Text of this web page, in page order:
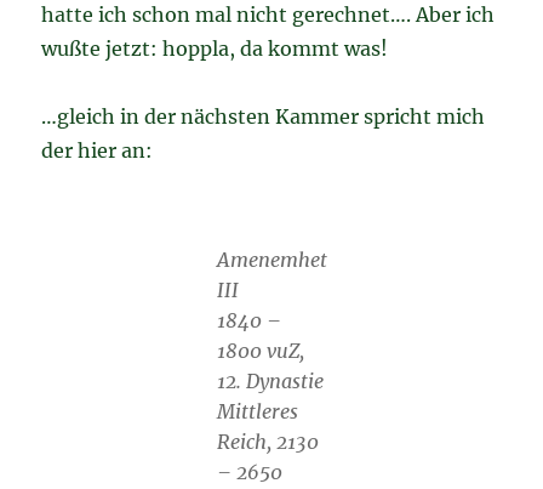
hatte ich schon mal nicht gerechnet…. Aber ich
wußte jetzt: hoppla, da kommt was!
…gleich in der nächsten Kammer spricht mich
der hier an:
Amenemhet
III
1840 –
1800 vuZ,
12. Dynastie
Mittleres
Reich, 2130
– 2650